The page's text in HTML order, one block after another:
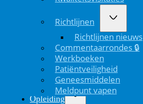
Richtlijnen
Richtlijnen nieuws
Commentaarrondes 🔒
Werkboeken
Patiëntveiligheid
Geneesmiddelen
Meldpunt vapen
Opleiding